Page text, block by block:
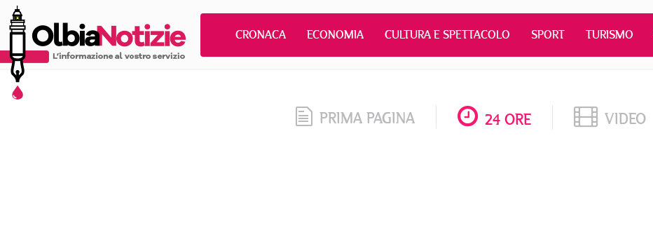
CRONACA ECONOMIA CULTURA E SPETTACOLO SPORT TURISMO
PRIMA PAGINA 24 ORE VIDEO